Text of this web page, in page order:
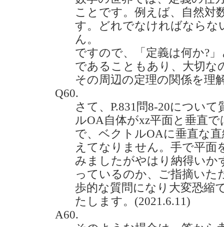
ことです。例えば、自然対
す。どれでなければなら
ん。
ですので、「定義は何か?
であることもあり、大切な
その周辺の定理の関係を理
Q60.
さて、P.831問8-20につい
ルOA自体がxz平面と垂直
で、ベクトルOAに垂直な
えてなりません。手で平
みましたがやはり納得い
っているのか、ご指摘いた
歩的な質問になり大変恐縮
たします。(2021.6.11)
A60.